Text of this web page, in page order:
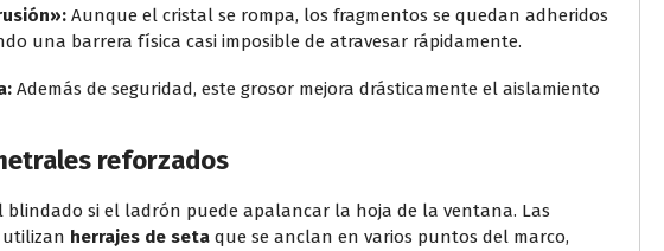
Aunque el cristal se rompa, los fragmentos se quedan adheridos
una barrera física casi imposible de atravesar rápidamente.
Además de seguridad, este grosor mejora drásticamente el aislamiento
reforzados
blindado si el ladrón puede apalancar la hoja de la ventana. Las
utilizan herrajes de seta que se anclan en varios puntos del marco,